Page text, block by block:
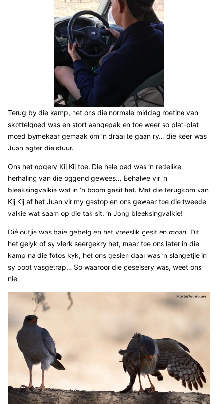
Terug by die kamp, het ons die normale middag roetine van
skottelgoed was en stort aangepak en toe weer so plat-plat
moed bymekaar gemaak om ‘n draai te gaan ry… die keer was
Juan agter die stuur.
Ons het opgery Kij Kij toe. Die hele pad was ‘n redelike
herhaling van die oggend gewees… Behalwe vir ‘n
bleeksingvalkie wat in ‘n boom gesit het. Met die terugkom van
Kij Kij af het Juan vir my gestop en ons gewaar toe die tweede
valkie wat saam op die tak sit. ‘n Jong bleeksingvalkie!
Dié outjie was baie gebelg en het vreeslik gesit en moan. Dit
het gelyk of sy vlerk seergekry het, maar toe ons later in die
kamp na die fotos kyk, het ons gesien daar was ‘n slangetjie in
sy poot vasgetrap… So waaroor die geselsery was, weet ons
nie.